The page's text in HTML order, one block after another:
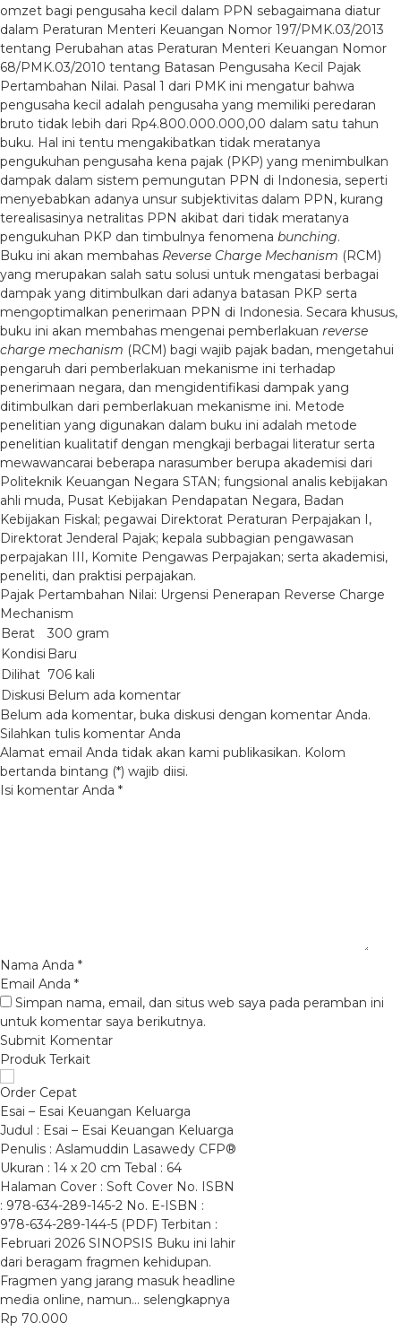
omzet bagi pengusaha kecil dalam PPN sebagaimana diatur
dalam Peraturan Menteri Keuangan Nomor 197/PMK.03/2013
tentang Perubahan atas Peraturan Menteri Keuangan Nomor
68/PMK.03/2010 tentang Batasan Pengusaha Kecil Pajak
Pertambahan Nilai. Pasal 1 dari PMK ini mengatur bahwa
pengusaha kecil adalah pengusaha yang memiliki peredaran
bruto tidak lebih dari Rp4.800.000.000,00 dalam satu tahun
buku. Hal ini tentu mengakibatkan tidak meratanya
pengukuhan pengusaha kena pajak (PKP) yang menimbulkan
dampak dalam sistem pemungutan PPN di Indonesia, seperti
menyebabkan adanya unsur subjektivitas dalam PPN, kurang
terealisasinya netralitas PPN akibat dari tidak meratanya
pengukuhan PKP dan timbulnya fenomena bunching.
Buku ini akan membahas Reverse Charge Mechanism (RCM)
yang merupakan salah satu solusi untuk mengatasi berbagai
dampak yang ditimbulkan dari adanya batasan PKP serta
mengoptimalkan penerimaan PPN di Indonesia. Secara khusus,
buku ini akan membahas mengenai pemberlakuan reverse
charge mechanism (RCM) bagi wajib pajak badan, mengetahui
pengaruh dari pemberlakuan mekanisme ini terhadap
penerimaan negara, dan mengidentifikasi dampak yang
ditimbulkan dari pemberlakuan mekanisme ini. Metode
penelitian yang digunakan dalam buku ini adalah metode
penelitian kualitatif dengan mengkaji berbagai literatur serta
mewawancarai beberapa narasumber berupa akademisi dari
Politeknik Keuangan Negara STAN; fungsional analis kebijakan
ahli muda, Pusat Kebijakan Pendapatan Negara, Badan
Kebijakan Fiskal; pegawai Direktorat Peraturan Perpajakan I,
Direktorat Jenderal Pajak; kepala subbagian pengawasan
perpajakan III, Komite Pengawas Perpajakan; serta akademisi,
peneliti, dan praktisi perpajakan.
Pajak Pertambahan Nilai: Urgensi Penerapan Reverse Charge
Mechanism
Berat
300 gram
Kondisi Baru
Dilihat 706 kali
Diskusi Belum ada komentar
Belum ada komentar, buka diskusi dengan komentar Anda.
Silahkan tulis komentar Anda
Alamat email Anda tidak akan kami publikasikan. Kolom
bertanda bintang (*) wajib diisi.
Isi komentar Anda *
Nama Anda *
Email Anda *
Simpan nama, email, dan situs web saya pada peramban ini
untuk komentar saya berikutnya.
Produk Terkait
Order Cepat
Esai – Esai Keuangan Keluarga
Judul : Esai – Esai Keuangan Keluarga
Penulis : Aslamuddin Lasawedy CFP®
Ukuran : 14 x 20 cm Tebal : 64
Halaman Cover : Soft Cover No. ISBN
: 978-634-289-145-2 No. E-ISBN :
978-634-289-144-5 (PDF) Terbitan :
Februari 2026 SINOPSIS Buku ini lahir
dari beragam fragmen kehidupan.
Fragmen yang jarang masuk headline
media online, namun… selengkapnya
Rp 70.000